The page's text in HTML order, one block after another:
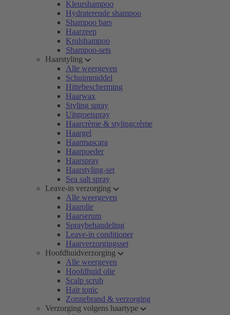
Kleurshampoo
Hydraterende shampoo
Shampoo bars
Haarzeep
Krulshampoo
Shampoo-sets
Haarstyling
Alle weergeven
Schuimmiddel
Hittebescherming
Haarwax
Styling spray
Uitgroeispray
Haarcrème & stylingcrème
Haargel
Haarmascara
Haarpoeder
Haarspray
Haarstyling-set
Sea salt spray
Leave-in verzorging
Alle weergeven
Haarolie
Haarserum
Spraybehandeling
Leave-in conditioner
Haarverzorgingsset
Hoofdhuidverzorging
Alle weergeven
Hoofdhuid olie
Scalp scrub
Hair tonic
Zonnebrand & verzorging
Verzorging volgens haartype